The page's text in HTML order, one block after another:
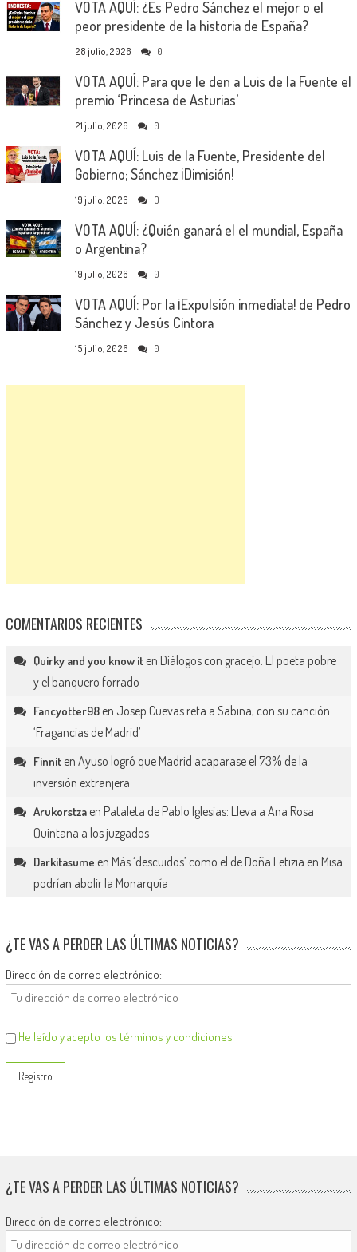
VOTA AQUÍ: ¿Es Pedro Sánchez el mejor o el
peor presidente de la historia de España?
28 julio, 2026 0
VOTA AQUÍ: Para que le den a Luis de la Fuente el
premio ‘Princesa de Asturias’
21 julio, 2026 0
VOTA AQUÍ: Luis de la Fuente, Presidente del
Gobierno; Sánchez ¡Dimisión!
19 julio, 2026 0
VOTA AQUÍ: ¿Quién ganará el el mundial, España
o Argentina?
19 julio, 2026 0
VOTA AQUÍ: Por la ¡Expulsión inmediata! de Pedro
Sánchez y Jesús Cintora
15 julio, 2026 0
COMENTARIOS RECIENTES
Quirky and you know iten Diálogos con gracejo: El poeta pobre
y el banquero forrado
Fancyotter98en Josep Cuevas reta a Sabina, con su canción
‘Fragancias de Madrid’
Finniten Ayuso logró que Madrid acaparase el 73% de la
inversión extranjera
Arukorstzaen Pataleta de Pablo Iglesias: Lleva a Ana Rosa
Quintana a los juzgados
Darkitasume en Más ‘descuidos’ como el de Doña Letizia en Misa
podrían abolir la Monarquía
¿TE VAS A PERDER LAS ÚLTIMAS NOTICIAS?
Dirección de correo electrónico:
He leído y acepto los términos y condiciones
¿TE VAS A PERDER LAS ÚLTIMAS NOTICIAS?
Dirección de correo electrónico: